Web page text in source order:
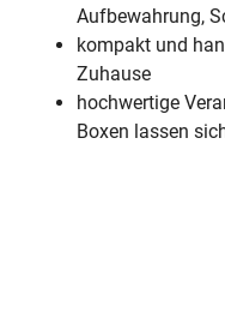
Aufbewahrung,
kompakt und
Zuhause
hochwertige
Boxen lassen